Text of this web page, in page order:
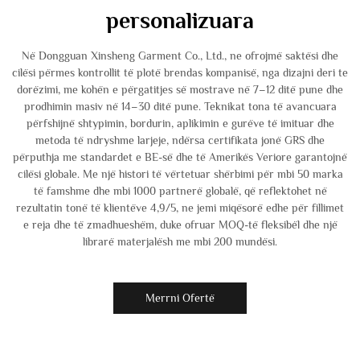
personalizuara
Në Dongguan Xinsheng Garment Co., Ltd., ne ofrojmë saktësi dhe
cilësi përmes kontrollit të plotë brendas kompanisë, nga dizajni deri te
dorëzimi, me kohën e përgatitjes së mostrave në 7–12 ditë pune dhe
prodhimin masiv në 14–30 ditë pune. Teknikat tona të avancuara
përfshijnë shtypimin, bordurin, aplikimin e gurëve të imituar dhe
metoda të ndryshme larjeje, ndërsa certifikata jonë GRS dhe
përputhja me standardet e BE-së dhe të Amerikës Veriore garantojnë
cilësi globale. Me një histori të vërtetuar shërbimi për mbi 50 marka
të famshme dhe mbi 1000 partnerë globalë, që reflektohet në
rezultatin tonë të klientëve 4,9/5, ne jemi miqësorë edhe për fillimet
e reja dhe të zmadhueshëm, duke ofruar MOQ-të fleksibël dhe një
librarë materjalësh me mbi 200 mundësi.
Merrni Ofertë